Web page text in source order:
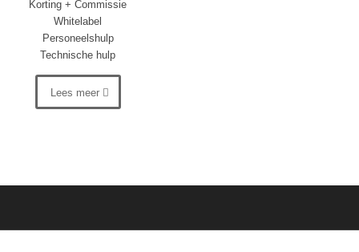
Korting + Commissie
Whitelabel
Personeelshulp
Technische hulp
Lees meer